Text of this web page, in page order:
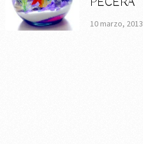
10 marzo, 2013